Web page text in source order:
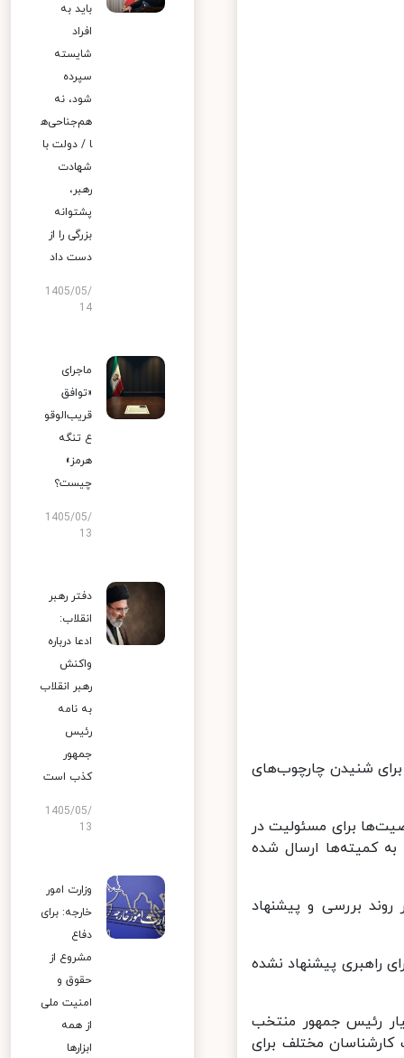
شنیدن چارچوب‌های
برای مسئولیت در
کمیته‌ها ارسال شده
بررسی و پیشنهاد
راهبری پیشنهاد نشده
رئیس جمهور منتخب
مختلف برای
باید به
افراد
شایسته
سپرده
شود، نه
هم‌جناحی‌ه
ا / دولت با
شهادت
رهبر،
پشتوانه
بزرگی را از
دست داد
1405/05/
14
ماجرای
«توافق
قریب‌الوقو
ع تنگه
هرمز»
چیست؟
1405/05/
13
دفتر رهبر
انقلاب:
ادعا درباره
واکنش
رهبر انقلاب
به نامه
رئیس
جمهور
کذب است
1405/05/
13
وزارت امور
خارجه: برای
دفاع
مشروع از
حقوق و
امنیت ملی
از همه
ابزارها